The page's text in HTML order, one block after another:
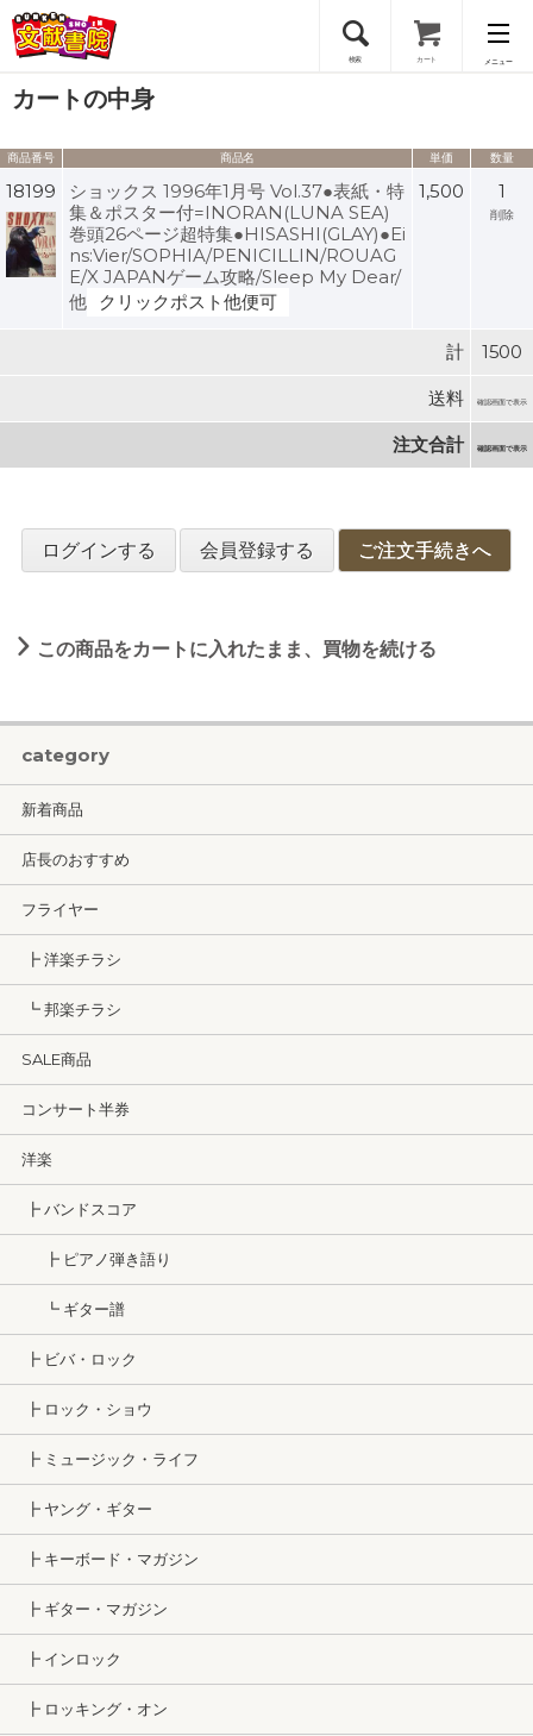
検索 カート メニュー
会員登録
ログイン
カートの中身
商品番号 商品名 単価 数量
18199
ショックス 1996年1月号 Vol.37●表紙・特
集＆ポスター付=INORAN(LUNA SEA)
巻頭26ページ超特集●HISASHI(GLAY)●Ei
ns:Vier/SOPHIA/PENICILLIN/ROUAG
E/X JAPANゲーム攻略/Sleep My Dear/
他
クリックポスト他便可
1,500 1
削除
計 1500
送料 確認画面で表示
注文合計 確認画面で表示
ログインする 会員登録する ご注文手続きへ
この商品をカートに入れたまま、買物を続ける
category
新着商品
店長のおすすめ
フライヤー
┣ 洋楽チラシ
┗ 邦楽チラシ
SALE商品
コンサート半券
洋楽
┣ バンドスコア
┣ ピアノ弾き語り
┗ ギター譜
┣ ビバ・ロック
┣ ロック・ショウ
┣ ミュージック・ライフ
┣ ヤング・ギター
┣ キーボード・マガジン
┣ ギター・マガジン
┣ インロック
┣ ロッキング・オン